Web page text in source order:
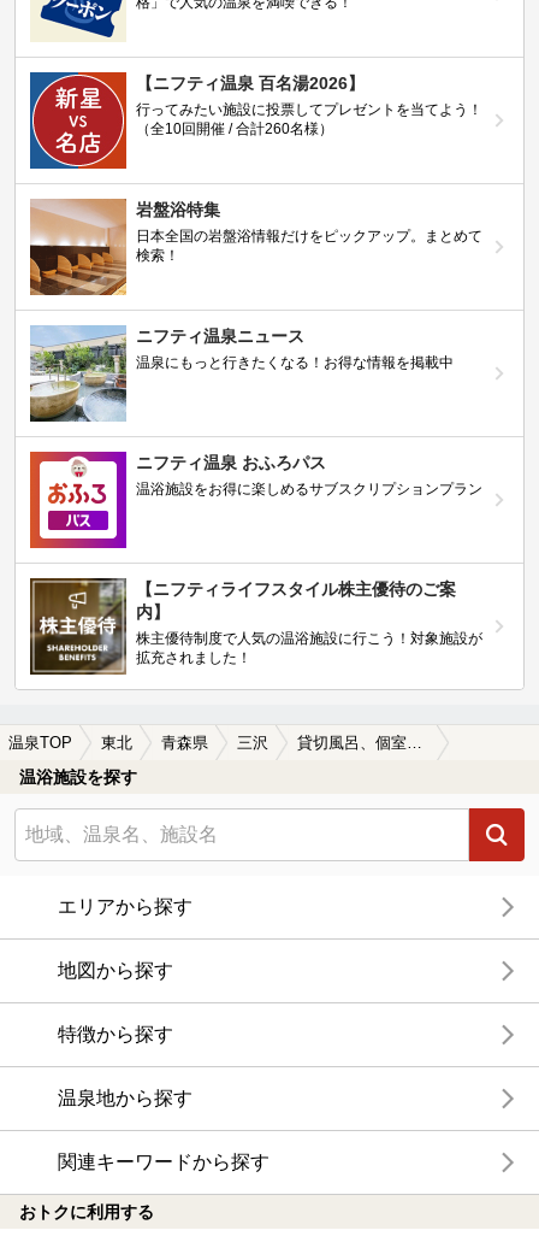
【ニフティ温泉 百名湯2026】
行ってみたい施設に投票してプレゼントを当てよう！
（全10回開催 / 合計260名様）
岩盤浴特集
日本全国の岩盤浴情報だけをピックアップ。まとめて
検索！
ニフティ温泉ニュース
温泉にもっと行きたくなる！お得な情報を掲載中
ニフティ温泉 おふろパス
温浴施設をお得に楽しめるサブスクリプションプラン
【ニフティライフスタイル株主優待のご案
内】
株主優待制度で人気の温浴施設に行こう！対象施設が
拡充されました！
温泉TOP 東北 青森県 三沢 貸切風呂、個室風呂付きの三沢の温泉、日帰り温泉、スーパー銭湯おすすめ
温浴施設を探す
エリアから探す
地図から探す
特徴から探す
温泉地から探す
関連キーワードから探す
おトクに利用する